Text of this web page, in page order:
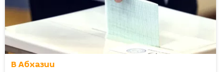
В Абхазии